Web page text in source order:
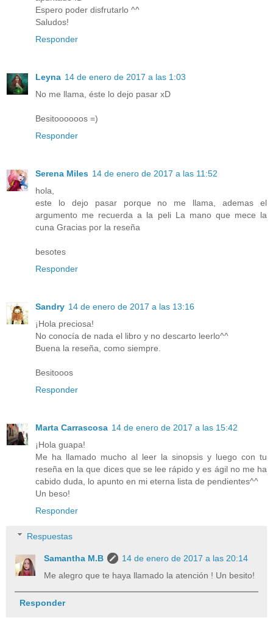
Espero poder disfrutarlo ^^
Saludos!
Responder
Leyna 14 de enero de 2017 a las 1:03
No me llama, éste lo dejo pasar xD
Besitoooooos =)
Responder
Serena Miles 14 de enero de 2017 a las 11:52
hola,
este lo dejo pasar porque no me llama, ademas el
argumento me recuerda a la peli La mano que mece la
cuna Gracias por la reseña
besotes
Responder
Sandry 14 de enero de 2017 a las 13:16
¡Hola preciosa!
No conocía de nada el libro y no descarto leerlo^^
Buena la reseña, como siempre.
Besitooos
Responder
Marta Carrascosa 14 de enero de 2017 a las 15:42
¡Hola guapa!
Me ha llamado mucho al leer la sinopsis y luego con tu
reseña en la que dices que se lee rápido y es ágil no me ha
cabido duda, lo apunto en mi eterna lista de pendientes^^
Un beso!
Responder
Respuestas
Samantha M.B
14 de enero de 2017 a las 20:14
Me alegro que te haya llamado la atención ! Un besito!
Responder